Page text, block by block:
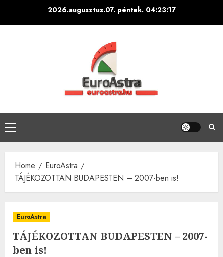
2026.augusztus.07. péntek. 04:23:18
Primary
Menu
Home
EuroAstra
TÁJÉKOZOTTAN BUDAPESTEN – 2007-ben is!
EuroAstra
TÁJÉKOZOTTAN BUDAPESTEN – 2007-
ben is!